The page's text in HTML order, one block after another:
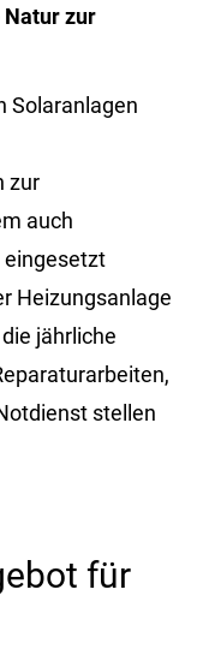
Natur zur
Solaranlagen
zur
auch
eingesetzt
Heizungsanlage
jährliche
stellen
für